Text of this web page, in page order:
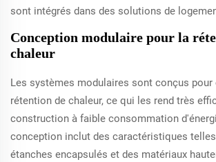
sont intégrés dans des solutions de
Conception modulaire pour la
chaleur
Les systèmes modulaires sont conçus
rétention de chaleur, ce qui les rend très
construction à faible consommation
conception inclut des caractéristiques
étanches encapsulés et des matériaux